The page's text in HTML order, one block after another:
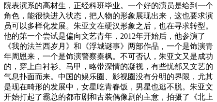
院表演系的高材生，正经科班毕业。一个好的演员是给到一个
角色，能很快进入状态，把人物的形象展现出来，这也要求演
员可以多样化发展。朱亚文在硬汉形象之后，也在寻求转型。
他的第一个尝试是偏向文艺青年，2012年开始后，他参演了
《我的法兰西岁月》和《浮城谜事》两部作品，一个是饰演青
年周恩来，一个是饰演警察秦枫。不可否认，朱亚文又是成功
的，穿上白衬衫、马甲，略带深情的凝视，有些忧郁又文艺的
气息扑面而来。中国的娱乐圈、影视圈没有分明的界限，尤其
是现在畸形的发展中，女星吃青春饭，男星也逃不脱。朱亚文
开始打起了霸总的都市剧和古装偶像剧的主意，拍摄了《北上